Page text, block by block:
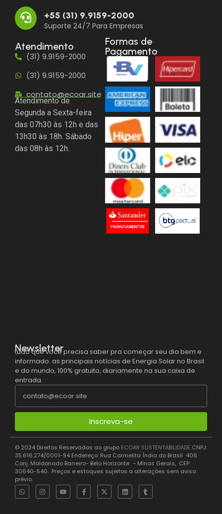
+55 (31) 9.9159-2000
Suporte 24/7 Para Empresas
Atendimento
(31) 9.9159-2000
(31) 9.9159-2000
contato@ecoar.site
Atendimento de
Segunda a Sexta-feira
das 07h30 às 12h e das
13h30 às 18h. Sábado
das 08h às 12h.
Formas de
Pagamento
Newsletter
tudo que você precisa saber pra começar seu dia bem e
informado. as principais notícias de Energia Solar no Brasil
e do mundo, 100% gratuito, diariamente na sua caixa de
entrada.
Inscreva-se
© 2024 Direitos Reservados ao grupo ECOAR SUSTENTABILIDADE CNPJ:
35.616.274/0001-94 Endereço: Rua Carmelita Índia do Brasil 406
Conj. Maldonado Barreiro- Belo Horizonte – Minas Gerais, CEP:
30640-540. Preços e estoques sujeitos a alterações sem aviso
prévio.